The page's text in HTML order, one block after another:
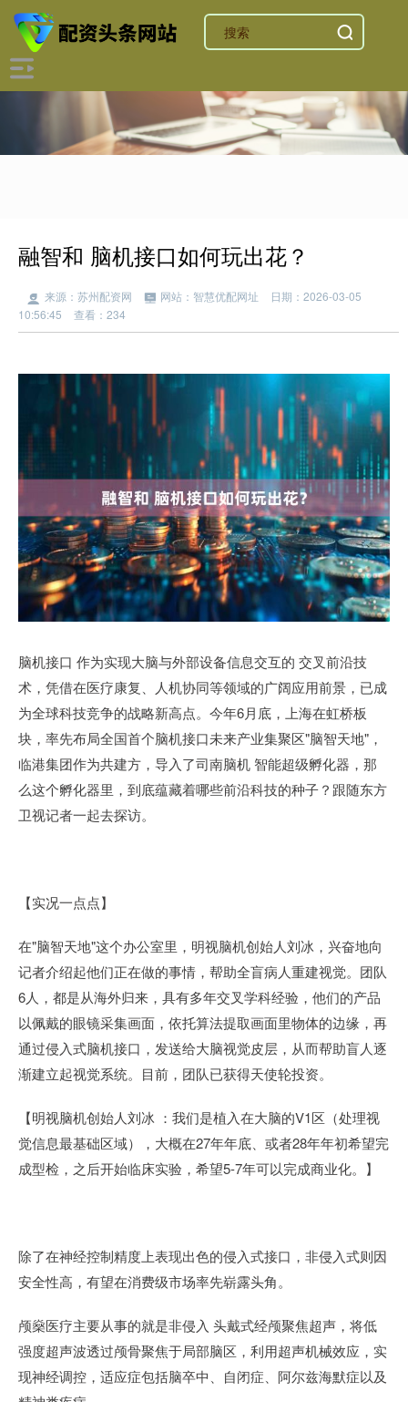
融智和 脑机接口如何玩出花？
来源：苏州配资网 网站：智慧优配网址
日期：2026-03-05
10:56:45
查看：234
脑机接口 作为实现大脑与外部设备信息交互的 交叉前沿技
术，凭借在医疗康复、人机协同等领域的广阔应用前景，已成
为全球科技竞争的战略新高点。今年6月底，上海在虹桥板
块，率先布局全国首个脑机接口未来产业集聚区"脑智天地"，
临港集团作为共建方，导入了司南脑机 智能超级孵化器，那
么这个孵化器里，到底蕴藏着哪些前沿科技的种子？跟随东方
卫视记者一起去探访。
【实况一点点】
在"脑智天地"这个办公室里，明视脑机创始人刘冰，兴奋地向
记者介绍起他们正在做的事情，帮助全盲病人重建视觉。团队
6人，都是从海外归来，具有多年交叉学科经验，他们的产品
以佩戴的眼镜采集画面，依托算法提取画面里物体的边缘，再
通过侵入式脑机接口，发送给大脑视觉皮层，从而帮助盲人逐
渐建立起视觉系统。目前，团队已获得天使轮投资。
【明视脑机创始人刘冰 ：我们是植入在大脑的V1区（处理视
觉信息最基础区域），大概在27年年底、或者28年年初希望完
成型检，之后开始临床实验，希望5-7年可以完成商业化。】
除了在神经控制精度上表现出色的侵入式接口，非侵入式则因
安全性高，有望在消费级市场率先崭露头角。
颅燊医疗主要从事的就是非侵入 头戴式经颅聚焦超声，将低
强度超声波透过颅骨聚焦于局部脑区，利用超声机械效应，实
现神经调控，适应症包括脑卒中、自闭症、阿尔兹海默症以及